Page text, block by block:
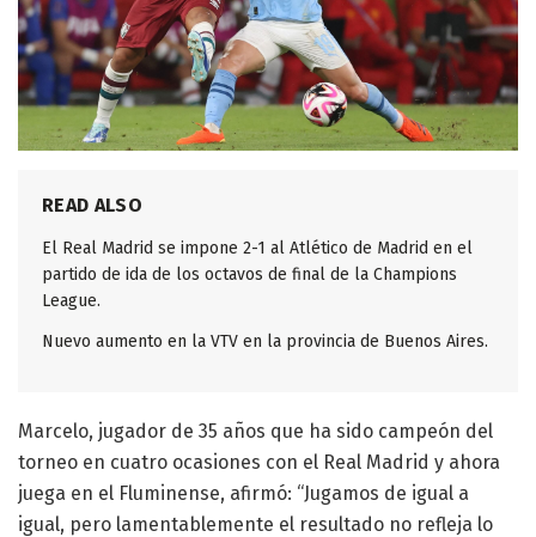
READ ALSO
El Real Madrid se impone 2-1 al Atlético de Madrid en el
partido de ida de los octavos de final de la Champions
League.
Nuevo aumento en la VTV en la provincia de Buenos Aires.
Marcelo, jugador de 35 años que ha sido campeón del
torneo en cuatro ocasiones con el Real Madrid y ahora
juega en el Fluminense, afirmó: “Jugamos de igual a
igual, pero lamentablemente el resultado no refleja lo